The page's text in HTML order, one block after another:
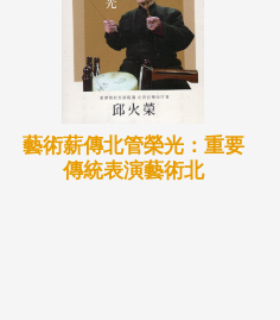
藝術薪傳北管榮光：重要
傳統表演藝術北